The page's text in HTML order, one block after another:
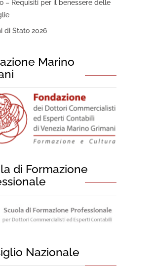
– Requisiti per il benessere delle
di Stato 2026
Marino
di Formazione
Nazionale